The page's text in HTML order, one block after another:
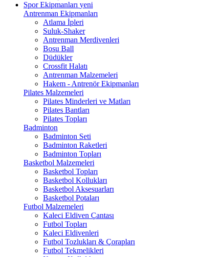
Spor Ekipmanları yeni
Antrenman Ekipmanları
Atlama İpleri
Suluk-Shaker
Antrenman Merdivenleri
Bosu Ball
Düdükler
Crossfit Halatı
Antrenman Malzemeleri
Hakem - Antrenör Ekipmanları
Pilates Malzemeleri
Pilates Minderleri ve Matları
Pilates Bantları
Pilates Topları
Badminton
Badminton Seti
Badminton Raketleri
Badminton Topları
Basketbol Malzemeleri
Basketbol Topları
Basketbol Kollukları
Basketbol Aksesuarları
Basketbol Potaları
Futbol Malzemeleri
Kaleci Eldiven Çantası
Futbol Topları
Kaleci Eldivenleri
Futbol Tozlukları & Çorapları
Futbol Tekmelikleri